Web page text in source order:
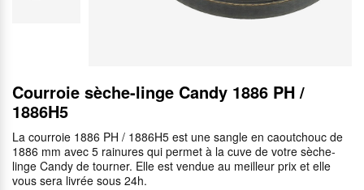
Courroie sèche-linge Candy 1886 PH /
1886H5
La courroie 1886 PH / 1886H5 est une sangle en caoutchouc de
1886 mm avec 5 rainures qui permet à la cuve de votre sèche-
linge Candy de tourner. Elle est vendue au meilleur prix et elle
vous sera livrée sous 24h.